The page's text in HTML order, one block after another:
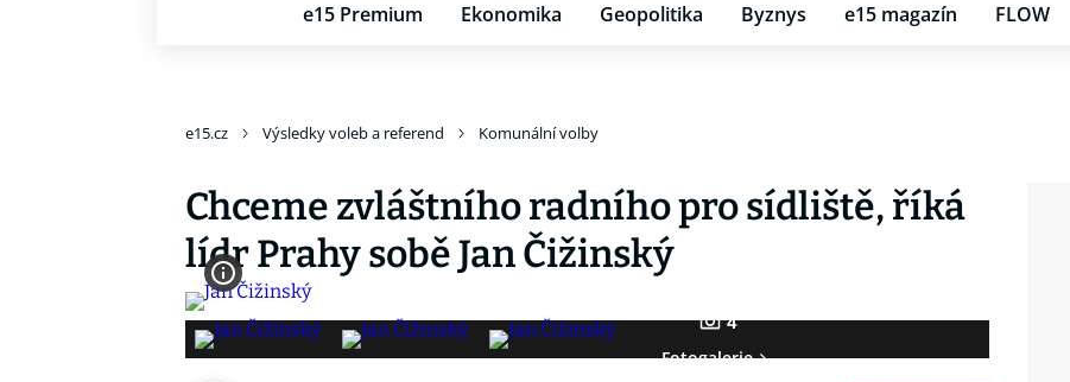
e15 Premium Ekonomika Geopolitika Byznys e15 magazín FLOW
e15.cz Výsledky voleb a referend Komunální volby
Chceme zvláštního radního pro sídliště, říká
lídr Prahy sobě Jan Čižinský
4
Fotogalerie